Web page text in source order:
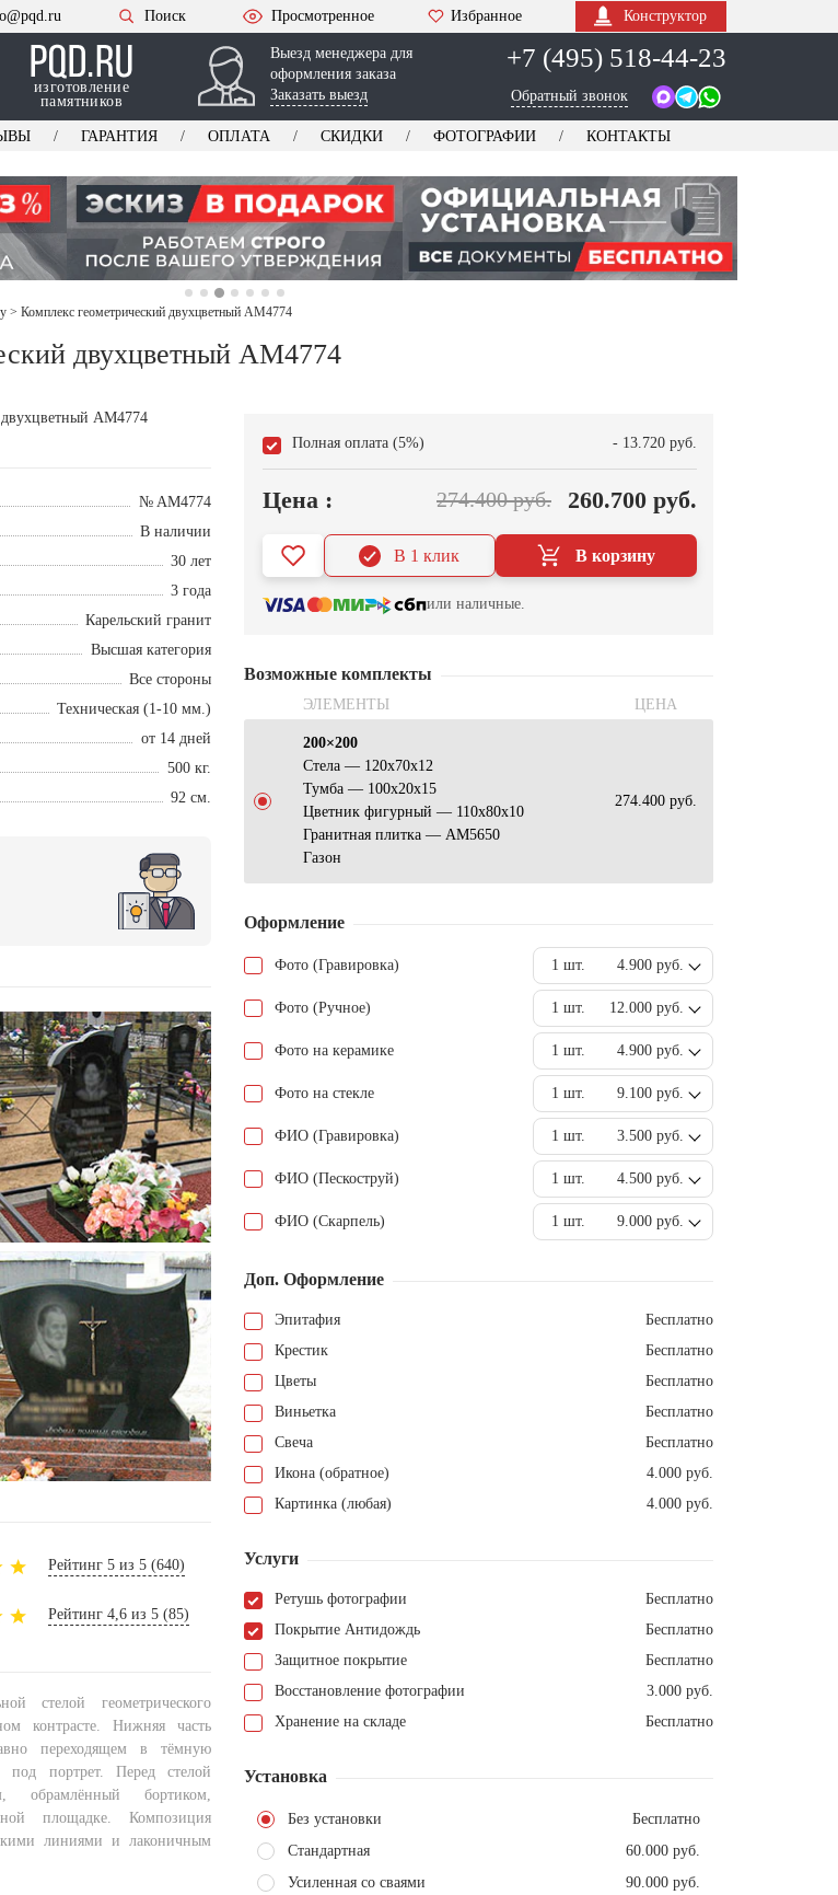
Поиск Просмотренное Избранное Конструктор
изготовление
памятников
Выезд менеджера для
оформления заказа
Заказать выезд
+7 (495) 518-44-23
Обратный звонок
ГАРАНТИЯ ОПЛАТА СКИДКИ ФОТОГРАФИИ КОНТАКТЫ
> Комплекс геометрический двухцветный AM4774
двухцветный AM4774
№ AM4774
В наличии
30 лет
3 года
Карельский гранит
Высшая категория
Все стороны
Техническая (1-10 мм.)
от 14 дней
500 кг.
92 см.
Рейтинг 5 из 5 (640)
Рейтинг 4,6 из 5 (85)
стелой геометрического
контрасте. Нижняя часть
переходящем в тёмную
портрет. Перед стелой
обрамлённый бортиком,
площадке. Композиция
линиями и лаконичным
Полная оплата (5%) - 13.720 руб.
Цена : 274.400 руб. 260.700 руб.
В корзину
В 1 клик
или наличные.
Возможные комплекты
ЭЛЕМЕНТЫ ЦЕНА
200×200
Стела — 120х70х12
Тумба — 100х20х15
Цветник фигурный — 110х80х10
Гранитная плитка — АМ5650
Газон
274.400 руб.
Оформление
Фото (Гравировка) 1 шт. 4.900 руб.
Фото (Ручное) 1 шт. 12.000 руб.
Фото на керамике 1 шт. 4.900 руб.
Фото на стекле 1 шт. 9.100 руб.
ФИО (Гравировка) 1 шт. 3.500 руб.
ФИО (Пескоструй) 1 шт. 4.500 руб.
ФИО (Скарпель) 1 шт. 9.000 руб.
Доп. Оформление
Эпитафия
Бесплатно
Крестик
Бесплатно
Цветы
Бесплатно
Виньетка
Бесплатно
Свеча
Бесплатно
Икона (обратное)
4.000 руб.
Картинка (любая)
4.000 руб.
Услуги
Ретушь фотографии
Бесплатно
Покрытие Антидождь
Бесплатно
Защитное покрытие
Бесплатно
Восстановление фотографии
3.000 руб.
Хранение на складе
Бесплатно
Установка
Без установки
Бесплатно
Стандартная
60.000 руб.
Усиленная со сваями
90.000 руб.